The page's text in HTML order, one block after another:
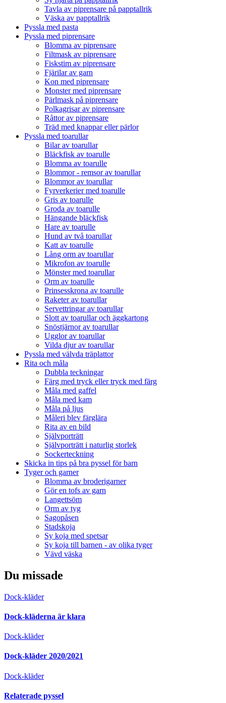
Tavla av piprensare på papptallrik
Väska av papptallrik
Pyssla med pasta
Pyssla med piprensare
Blomma av piprensare
Filtmask av piprensare
Fiskstim av piprensare
Fjärilar av garn
Kon med piprensare
Monster med piprensare
Pärlmask på piprensare
Polkagrisar av piprensare
Råttor av piprensare
Träd med knappar eller pärlor
Pyssla med toarullar
Bilar av toarullar
Bläckfisk av toarulle
Blomma av toarulle
Blommor - remsor av toarullar
Blommor av toarullar
Fyrverkerier med toarulle
Gris av toarulle
Groda av toarulle
Hängande bläckfisk
Hare av toarulle
Hund av två toarullar
Katt av toarulle
Lång orm av toarullar
Mikrofon av toarulle
Mönster med toarullar
Orm av toarulle
Prinsesskrona av toarulle
Raketer av toarullar
Servettringar av toarullar
Slott av toarullar och äggkartong
Snöstjärnor av toarullar
Ugglor av toarullar
Vilda djur av toarullar
Pyssla med välvda träplattor
Rita och måla
Dubbla teckningar
Färg med tryck eller tryck med färg
Måla med gaffel
Måla med kam
Måla på ljus
Måleri blev färglära
Rita av en bild
Självporträtt
Självporträtt i naturlig storlek
Sockerteckning
Skicka in tips på bra pyssel för barn
Tyger och garner
Blomma av broderigarner
Gör en tofs av garn
Langettsöm
Orm av tyg
Sagopåsen
Stadskoja
Sy koja med spetsar
Sy koja till barnen - av olika tyger
Vävd väska
Du missade
Dock-kläder
Dock-kläderna är klara
Dock-kläder
Dock-kläder 2020/2021
Dock-kläder
Relaterade pyssel